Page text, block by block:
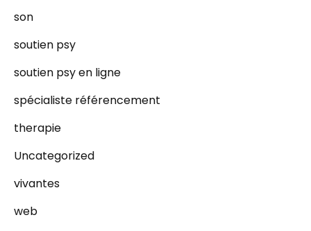
son
soutien psy
soutien psy en ligne
spécialiste référencement
therapie
Uncategorized
vivantes
web